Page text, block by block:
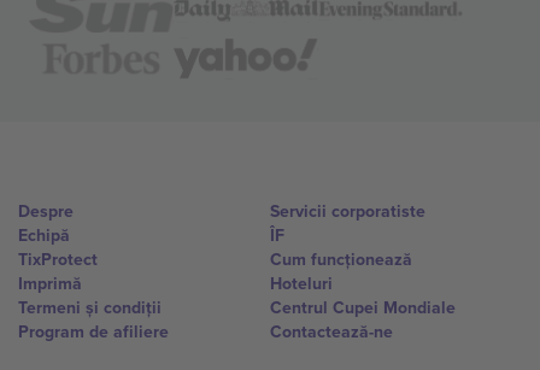
Despre
Echipă
TixProtect
Imprimă
Termeni și condiții
Program de afiliere
Servicii corporatiste
ÎF
Cum funcționează
Hoteluri
Centrul Cupei Mondiale
Contactează-ne